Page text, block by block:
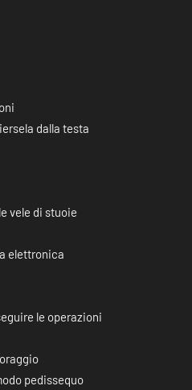
dalla testa
vele di stuoie
elettronica
le operazioni
pedissequo